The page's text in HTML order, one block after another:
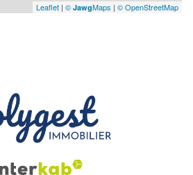
Leaflet | © JawgMaps | © OpenStreetMap